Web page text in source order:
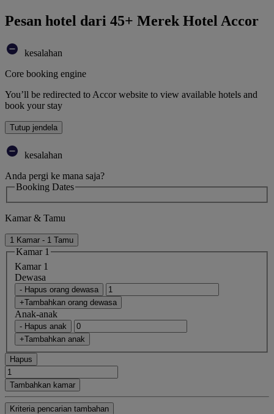
Pesan hotel dari 45+ Merek Hotel Accor
kesalahan
Core booking engine
You’ll be redirected to Accor website to view available hotels and
book your stay
Tutup jendela
kesalahan
Anda pergi ke mana saja?
Booking Dates
Kamar & Tamu
1 Kamar - 1 Tamu
Kamar 1
Kamar 1
Dewasa
- Hapus orang dewasa
+Tambahkan orang dewasa
Anak-anak
- Hapus anak
+Tambahkan anak
Hapus
Tambahkan kamar
Kriteria pencarian tambahan